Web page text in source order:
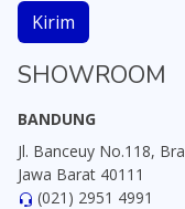
Kirim
SHOWROOM
BANDUNG
Jl. Banceuy No.118,
Jawa Barat 40111
(021) 2951 4991